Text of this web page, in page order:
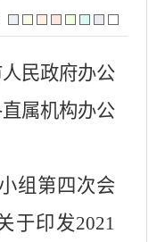
民政府办公
属机构办公
组第四次会
于印发2021